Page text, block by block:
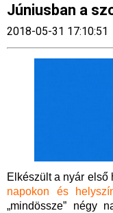
Júniusban a
2018-05-31 17:10:51
Elkészült a nyár
napokon és
„mindössze” négy